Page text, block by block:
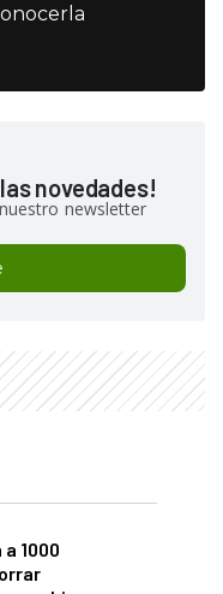
novedades!
newsletter
1000